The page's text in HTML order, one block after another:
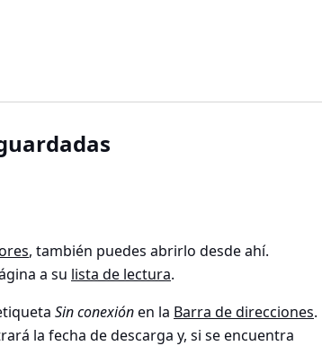
, también puedes abrirlo desde ahí.
a su lista de lectura.
Sin conexiónen la Barra de direcciones.
la fecha de descarga y, si se encuentra